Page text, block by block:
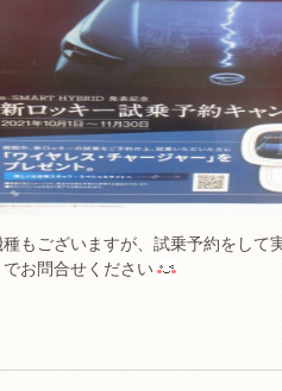
もございますが、試乗予約をして
お問合せください